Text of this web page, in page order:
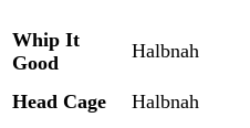
Whip It
Good
Halbnah
Head Cage
Halbnah